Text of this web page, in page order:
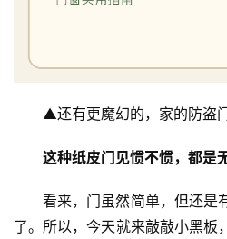
▲还有更魔幻的，家的防盗
这种纸皮门见惯不惯，都是
看来，门虽然简单，但还是
了。所以，今天就来敲敲小黑板